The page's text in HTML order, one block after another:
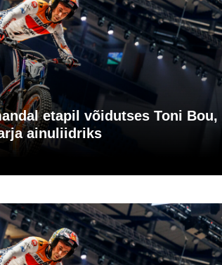
etapil võidutses Toni Bou,
ainuliidriks